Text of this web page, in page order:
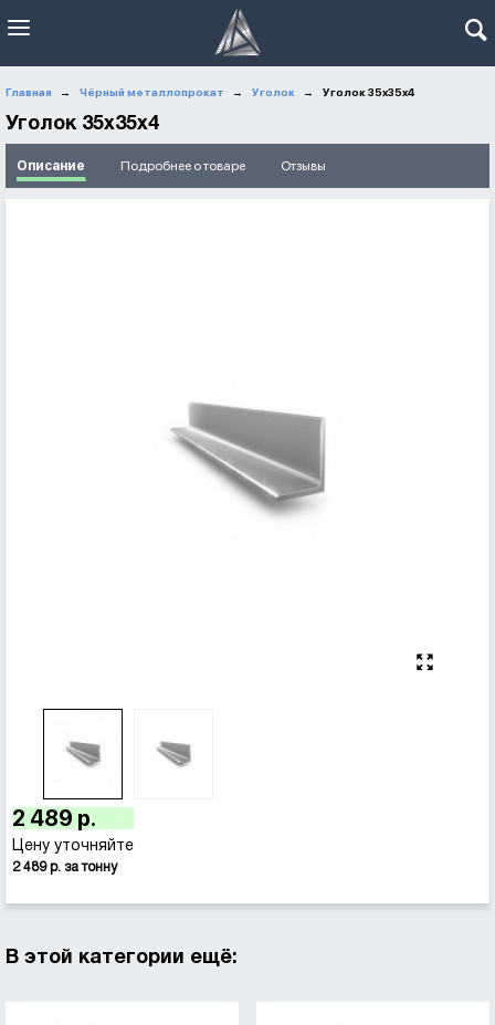
Главная → Чёрный металлопрокат → Уголок → Уголок 35x35x4
Уголок 35x35x4
Описание Подробнее о товаре Отзывы
2 489 р.
Цену уточняйте
2 489 р. за тонну
В этой категории ещё: